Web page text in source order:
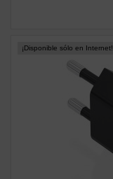
¡Disponible sólo en Internet!